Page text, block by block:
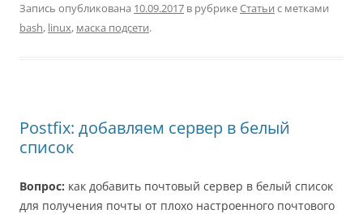
Запись опубликована 10.09.2017 в рубрикеСтатьи с метками
bash, linux, маска подсети.
Postfix: добавляем сервер в белый
список
Вопрос: как добавить почтовый сервер в белый список
для получения почты от плохо настроенного почтового